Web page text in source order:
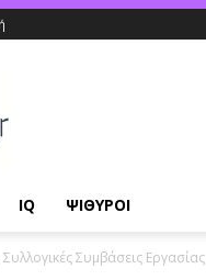
IQ ΨΙΘΥΡΟΙ
Συμβάσεις Εργασίας